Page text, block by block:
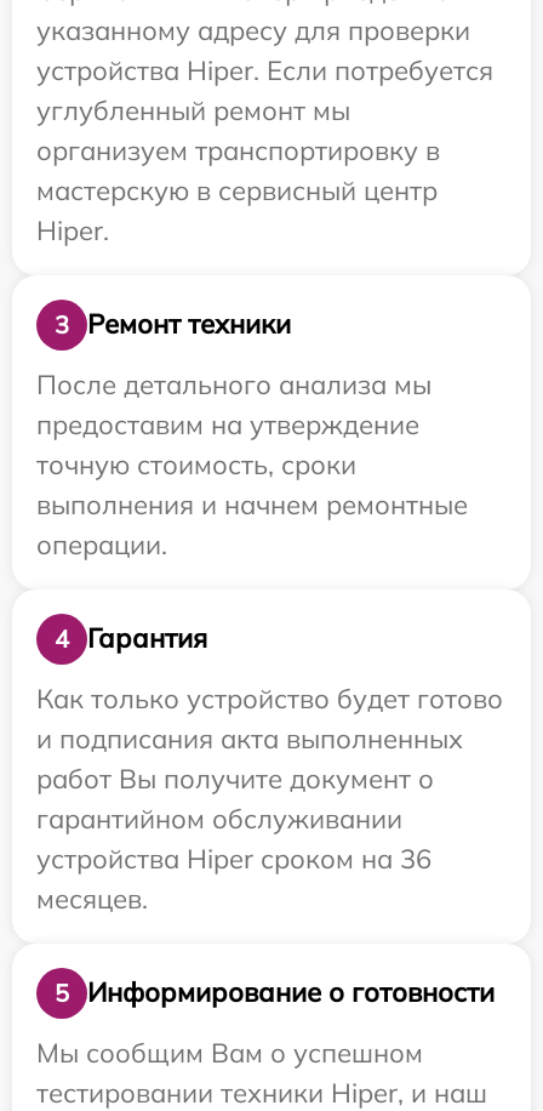
указанному адресу для проверки
устройства Hiper. Если потребуется
углубленный ремонт мы
организуем транспортировку в
мастерскую в сервисный центр
Hiper.
3
Ремонт техники
После детального анализа мы
предоставим на утверждение
точную стоимость, сроки
выполнения и начнем ремонтные
операции.
4
Гарантия
Как только устройство будет готово
и подписания акта выполненных
работ Вы получите документ о
гарантийном обслуживании
устройства Hiper сроком на 36
месяцев.
5
Информирование о готовности
Мы сообщим Вам о успешном
тестировании техники Hiper, и наш